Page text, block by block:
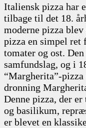
Italiensk pizza har
tilbage til det 18.
moderne pizza
pizza en simpel ret
tomater og ost.
samfundslag, og i
“Margherita”-
dronning
Denne pizza, der
og basilikum,
er blevet en